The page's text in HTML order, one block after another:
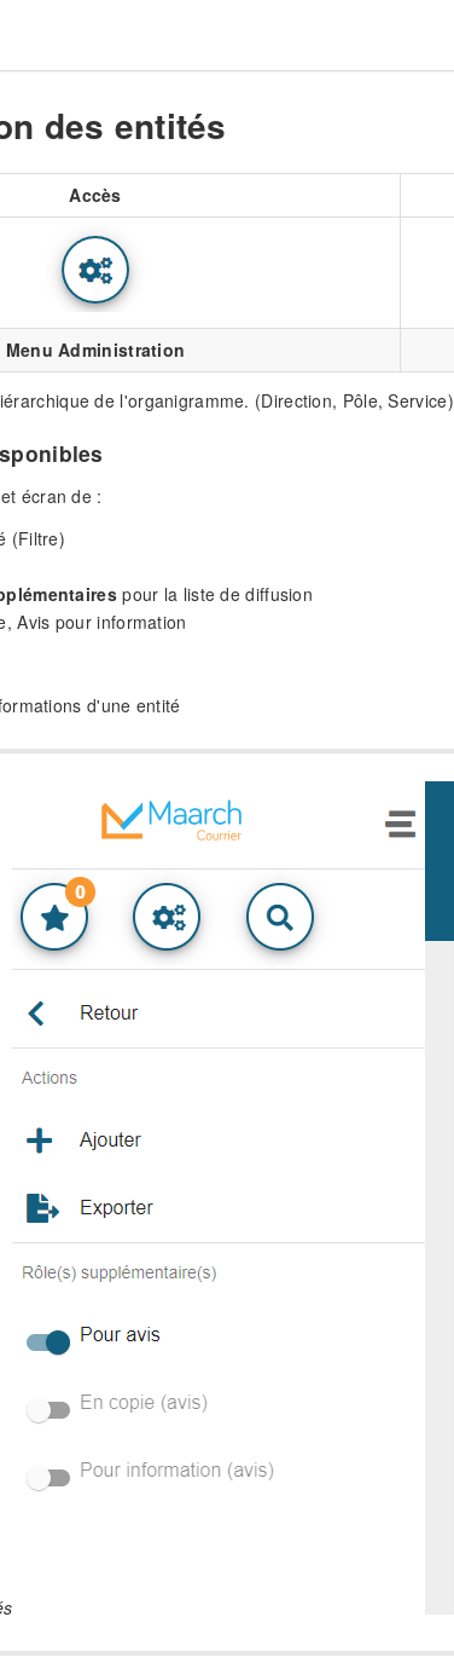
des entités
Accès
Menu Administration
de l'organigramme. (Direction, Pôle, Service)
écran de :
(Filtre)
pour la liste de diffusion
Avis pour information
d'une entité